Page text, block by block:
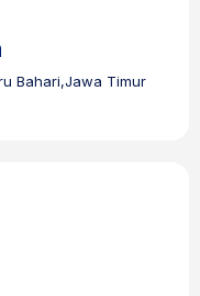
Bahari,Jawa Timur